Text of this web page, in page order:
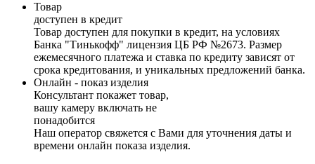
Товар
доступен в кредит
Товар доступен для покупки в кредит, на условиях
Банка "Тинькофф" лицензия ЦБ РФ №2673. Размер
ежемесячного платежа и ставка по кредиту зависят от
срока кредитования, и уникальных предложений банка.
Онлайн - показ изделия
Консультант покажет товар,
вашу камеру включать не
понадобится
Наш оператор свяжется с Вами для уточнения даты и
времени онлайн показа изделия.